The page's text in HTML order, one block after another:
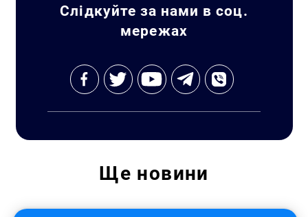
Слідкуйте за нами в соц.
мережах
Ще новини